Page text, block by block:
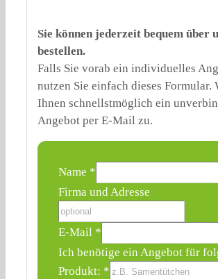
Sie können jederzeit bequem über
bestellen.
Falls Sie vorab ein individuelles
nutzen Sie einfach dieses Formular.
Ihnen schnellstmöglich ein
Angebot per E-Mail zu.
Name *
Firma und Adresse
E-Mail *
Adresse
Kommentar
Ich benötige ein Angebot für
Produkt: *